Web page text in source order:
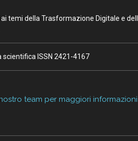
temi della Trasformazione Digitale e
ISSN 2421-4167
team per maggiori informazioni